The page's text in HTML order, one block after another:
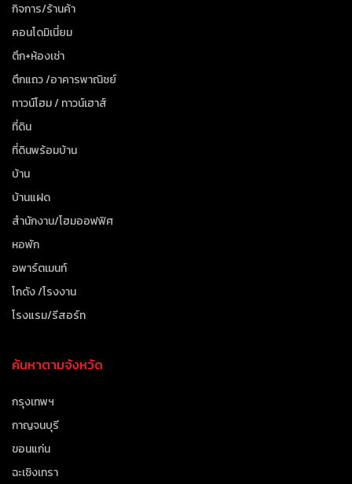
กิจการ/ร้านค้า
คอนโดมิเนี่ยม
ตึก+ห้องเช่า
ตึกแถว /อาคารพาณิชย์
ทาวน์โฮม / ทาวน์เฮาส์
ที่ดิน
ที่ดินพร้อมบ้าน
บ้าน
บ้านแฝด
สำนักงาน/โฮมออฟฟิศ
หอพัก
อพาร์ตเมนท์
โกดัง /โรงงาน
โรงแรม/รีสอร์ท
ค้นหาตามจังหวัด
กรุงเทพฯ
กาญจนบุรี
ขอนแก่น
ฉะเชิงเทรา